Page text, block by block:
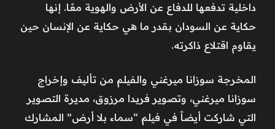
داخلية تدفعها للدفاع عن الأرض والهوية معًا. إنها
حكاية عن السودان بقدر ما هي حكاية عن الإنسان حين
يقاوم اقتلاع ذاكرته.
المخرجة سوزانا ميرغني والفيلم من تأليف وإخراج
سوزانا ميرغني، وتصوير فريدا مرزوق، مديرة التصوير
التي شاركت أيضاً في فيلم “سماء بلا أرض” المشارك